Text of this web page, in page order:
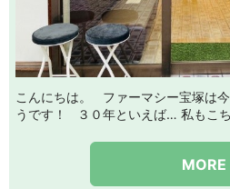
こんにちは。 ファーマシー宝塚は
うです！ ３０年といえば… 私もこ
MORE